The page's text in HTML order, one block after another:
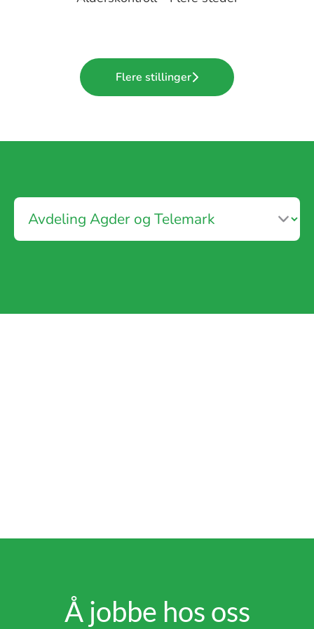
Flere stillinger
Å jobbe hos oss